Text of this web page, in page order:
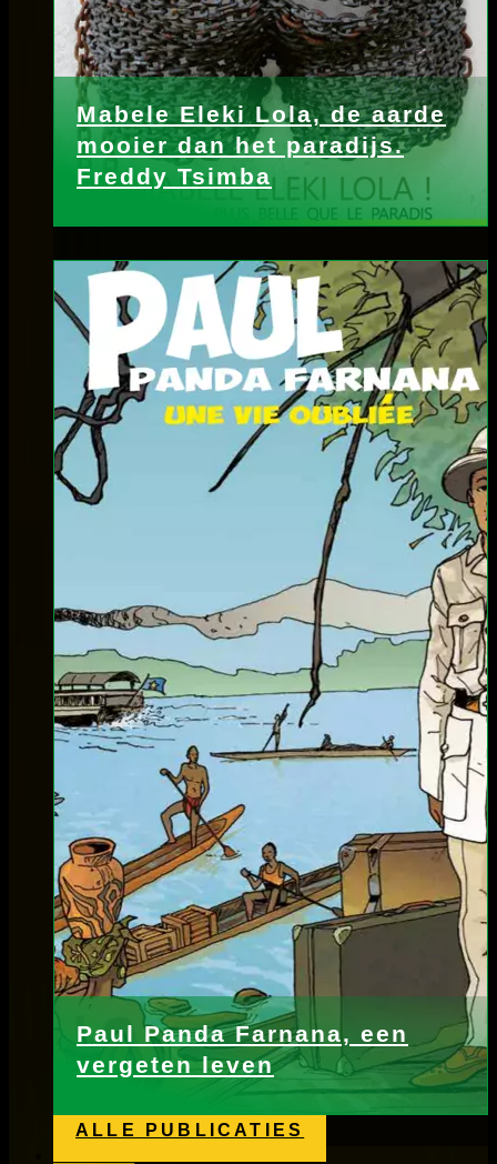
Mabele Eleki Lola, de aarde
mooier dan het paradijs.
Freddy Tsimba
Paul Panda Farnana, een
vergeten leven
ALLE PUBLICATIES